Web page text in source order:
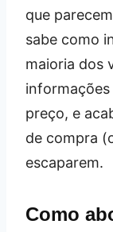
que
sabe como
maioria dos
preço, e
de compra
escaparem.
Como